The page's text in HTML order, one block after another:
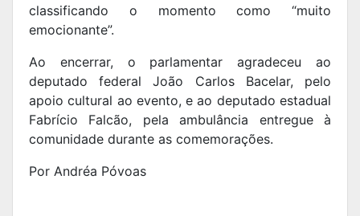
classificando o momento como “muito
emocionante”.
Ao encerrar, o parlamentar agradeceu ao
deputado federal João Carlos Bacelar, pelo
apoio cultural ao evento, e ao deputado estadual
Fabrício Falcão, pela ambulância entregue à
comunidade durante as comemorações.
Por Andréa Póvoas